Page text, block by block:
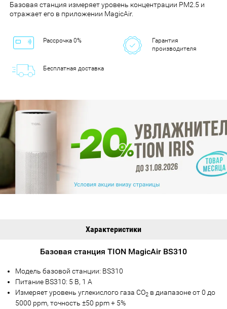
Базовая станция измеряет уровень концентрации PM2.5 и
отражает его в приложении MagicAir.
Рассрочка 0%
Бесплатная доставка
Гарантия
производителя
Характеристики
Базовая станция TION MagicAir BS310
Модель базовой станции: BS310
Питание BS310: 5 В, 1 А
Измеряет уровень углекислого газа CO2 в диапазоне от 0 до
5000 ppm, точность ±50 ppm + 5%